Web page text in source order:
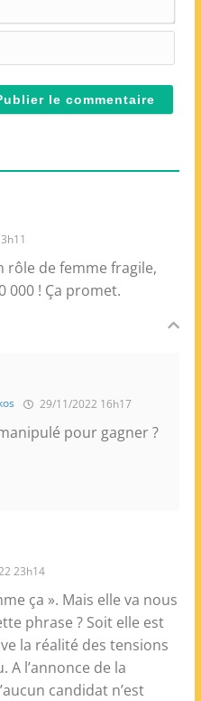
*-
m
i
rôle de femme fragile,
000 ! Ça promet.
29/11/2022 16h17
pour gagner ?
23h14
ça ». Mais elle va nous
phrase ? Soit elle est
la réalité des tensions
A l’annonce de la
candidat n’est